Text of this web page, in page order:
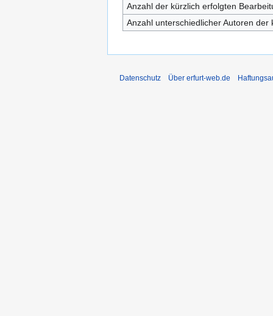
Anzahl der kürzlich erfolgten
Anzahl unterschiedlicher Autoren
Datenschutz Über erfurt-web.de